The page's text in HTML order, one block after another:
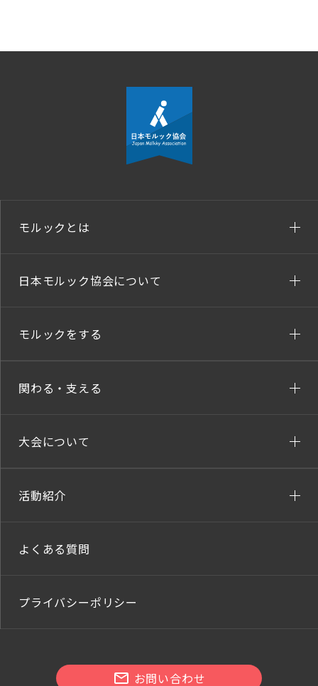
モルックとは
日本モルック協会について
モルックをする
関わる・支える
大会について
活動紹介
よくある質問
プライバシーポリシー
お問い合わせ